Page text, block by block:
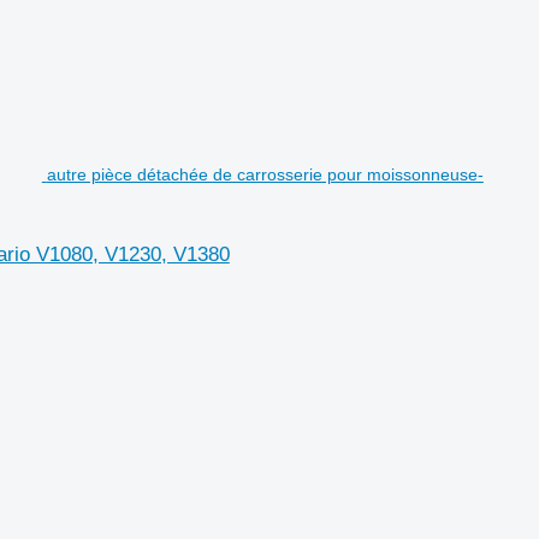
autre pièce détachée de carrosserie pour moissonneuse-
V1080, V1230, V1380